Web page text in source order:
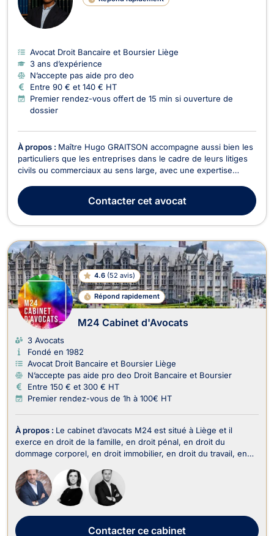
Avocat Droit Bancaire et Boursier Liège
3 ans d’expérience
N’accepte pas aide pro deo
Entre 90 € et 140 € HT
Premier rendez-vous offert de 15 min si ouverture de
dossier
À propos : Maître Hugo GRAITSON accompagne aussi bien les
particuliers que les entreprises dans le cadre de leurs litiges
civils ou commerciaux au sens large, avec une expertise
(inexécutions contractuelles, garantie des vices cachés, vices
de consentement, droit de rétracta...
Contactercet avocat
4.6 (52 avis)
Répond rapidement
M24 Cabinet d'Avocats
3 Avocats
Fondé en 1982
Avocat Droit Bancaire et Boursier Liège
N’accepte pas aide pro deo Droit Bancaire et Boursier
Entre 150 € et 300 € HT
Premier rendez-vous de 1h à 100€ HT
À propos : Le cabinet d’avocats M24 est situé à Liège et il
exerce en droit de la famille, en droit pénal, en droit du
dommage corporel, en droit immobilier, en droit du travail, en
commercial-concurrence, en droit administratif et public, en
droit de la propriété intelle...
Contacter ce cabinet